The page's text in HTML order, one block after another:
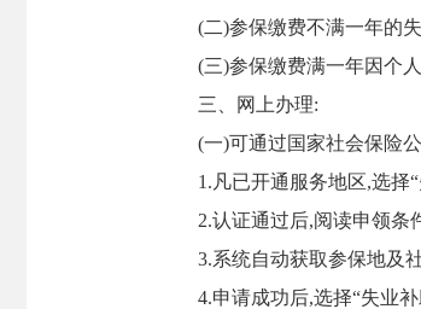
(二)参保缴费不满一年的
(三)参保缴费满一年因个
三、网上办理:
(一)可通过国家社会保险
1.凡已开通服务地区,选择
2.认证通过后,阅读申领条
3.系统自动获取参保地及
4.申请成功后,选择“失业